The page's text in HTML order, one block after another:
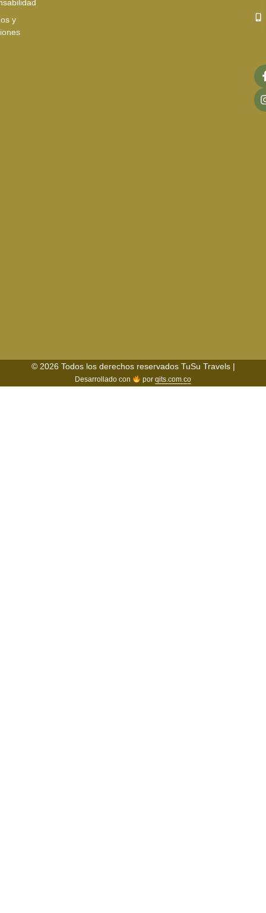
y
© 2026 Todos los derechos reservados TuSu Travels |
Desarrollado con por qits.com.co